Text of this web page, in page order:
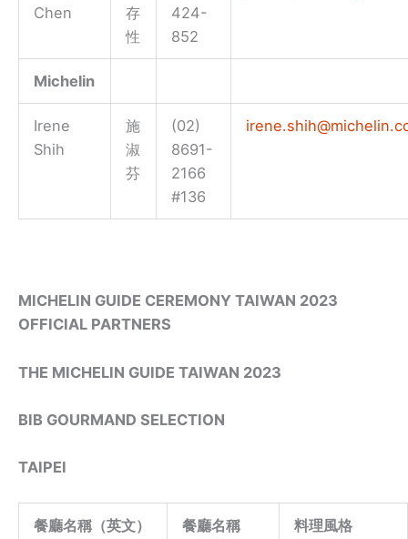
Chen
存
性
424-
852
Michelin
Irene
Shih
施
淑
芬
(02)
8691-
2166
#136
MICHELIN GUIDE CEREMONY TAIWAN 2023
OFFICIAL PARTNERS
THE MICHELIN GUIDE TAIWAN 2023
BIB GOURMAND SELECTION
TAIPEI
餐廳名稱（英文）
餐廳名稱
料理風格